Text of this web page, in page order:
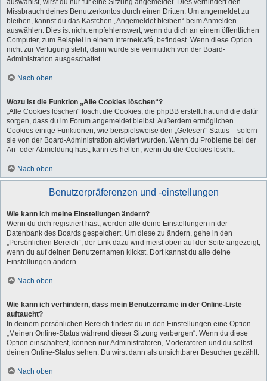
auswählst, wirst du nur für eine Sitzung angemeldet. Dies verhindert den
Missbrauch deines Benutzerkontos durch einen Dritten. Um angemeldet zu
bleiben, kannst du das Kästchen „Angemeldet bleiben“ beim Anmelden
auswählen. Dies ist nicht empfehlenswert, wenn du dich an einem öffentlichen
Computer, zum Beispiel in einem Internetcafé, befindest. Wenn diese Option
nicht zur Verfügung steht, dann wurde sie vermutlich von der Board-
Administration ausgeschaltet.
Nach oben
Wozu ist die Funktion „Alle Cookies löschen“?
„Alle Cookies löschen“ löscht die Cookies, die phpBB erstellt hat und die dafür
sorgen, dass du im Forum angemeldet bleibst. Außerdem ermöglichen
Cookies einige Funktionen, wie beispielsweise den „Gelesen“-Status – sofern
sie von der Board-Administration aktiviert wurden. Wenn du Probleme bei der
An- oder Abmeldung hast, kann es helfen, wenn du die Cookies löscht.
Nach oben
Benutzerpräferenzen und -einstellungen
Wie kann ich meine Einstellungen ändern?
Wenn du dich registriert hast, werden alle deine Einstellungen in der
Datenbank des Boards gespeichert. Um diese zu ändern, gehe in den
„Persönlichen Bereich“; der Link dazu wird meist oben auf der Seite angezeigt,
wenn du auf deinen Benutzernamen klickst. Dort kannst du alle deine
Einstellungen ändern.
Nach oben
Wie kann ich verhindern, dass mein Benutzername in der Online-Liste
auftaucht?
In deinem persönlichen Bereich findest du in den Einstellungen eine Option
„Meinen Online-Status während dieser Sitzung verbergen“. Wenn du diese
Option einschaltest, können nur Administratoren, Moderatoren und du selbst
deinen Online-Status sehen. Du wirst dann als unsichtbarer Besucher gezählt.
Nach oben